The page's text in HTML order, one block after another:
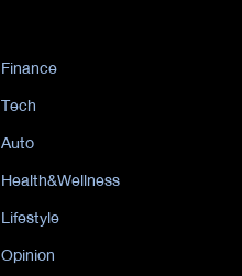
Finance
Tech
Auto
Health&Wellness
Lifestyle
Opinion